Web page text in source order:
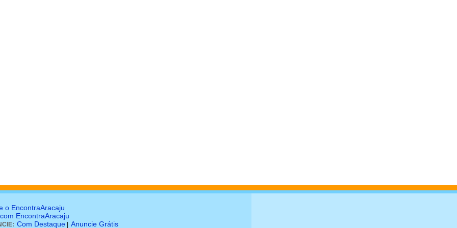
o EncontraAracaju
EncontraAracaju
Com Destaque Anuncie Grátis